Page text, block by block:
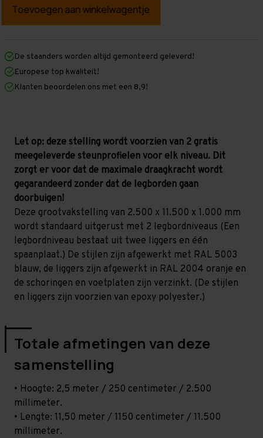
Grootvakstelling
mm
mm
x
1.000
mm
Grootvakstelling
mm
mm
1.000
mm
De staanders worden altijd gemonteerd geleverd!
Europese top kwaliteit!
Klanten beoordelen ons met een 8,9!
Let op: deze stelling wordt voorzien van 2 gratis
meegeleverde steunprofielen voor elk niveau. Dit
zorgt er voor dat de maximale draagkracht wordt
gegarandeerd zonder dat de legborden gaan
doorbuigen!
Deze grootvakstelling van 2.500 x 11.500 x 1.000 mm
wordt standaard uitgerust met 2 legbordniveaus (Een
legbordniveau bestaat uit twee liggers en één
spaanplaat.) De stijlen zijn afgewerkt met RAL 5003
blauw, de liggers zijn afgewerkt in RAL 2004 oranje en
de schoringen en voetplaten zijn verzinkt. (De stijlen
en liggers zijn voorzien van epoxy polyester.)
Totale afmetingen van deze
samenstelling
• Hoogte: 2,5 meter / 250 centimeter / 2.500
millimeter.
• Lengte: 11,50 meter / 1150 centimeter / 11.500
millimeter.